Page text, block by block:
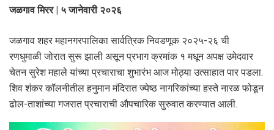
जळगाव मिरर | ५ जानेवारी २०२६
जळगाव शहर महानगरपालिका सार्वत्रिक निवडणूक २०२५-२६ ची
रणधुमाळी जोरात सुरू झाली असून प्रभाग क्रमांक १ मधून अपक्ष उमेदवार
चेतन सुरेश महाले यांच्या प्रचाराचा शुभारंभ आज मोठ्या उत्साहात पार पडला.
शिव शंकर कॉलनीतील हनुमान मंदिरात ज्येष्ठ नागरिकांच्या हस्ते नारळ फोडून
ढोल-ताशांच्या गजरात प्रचाराची औपचारिक सुरुवात करण्यात आली.